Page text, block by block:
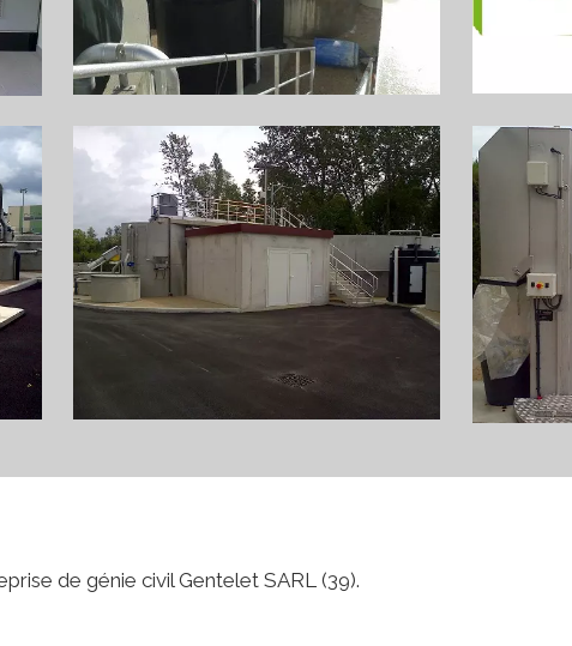
de génie civil Gentelet SARL (39).